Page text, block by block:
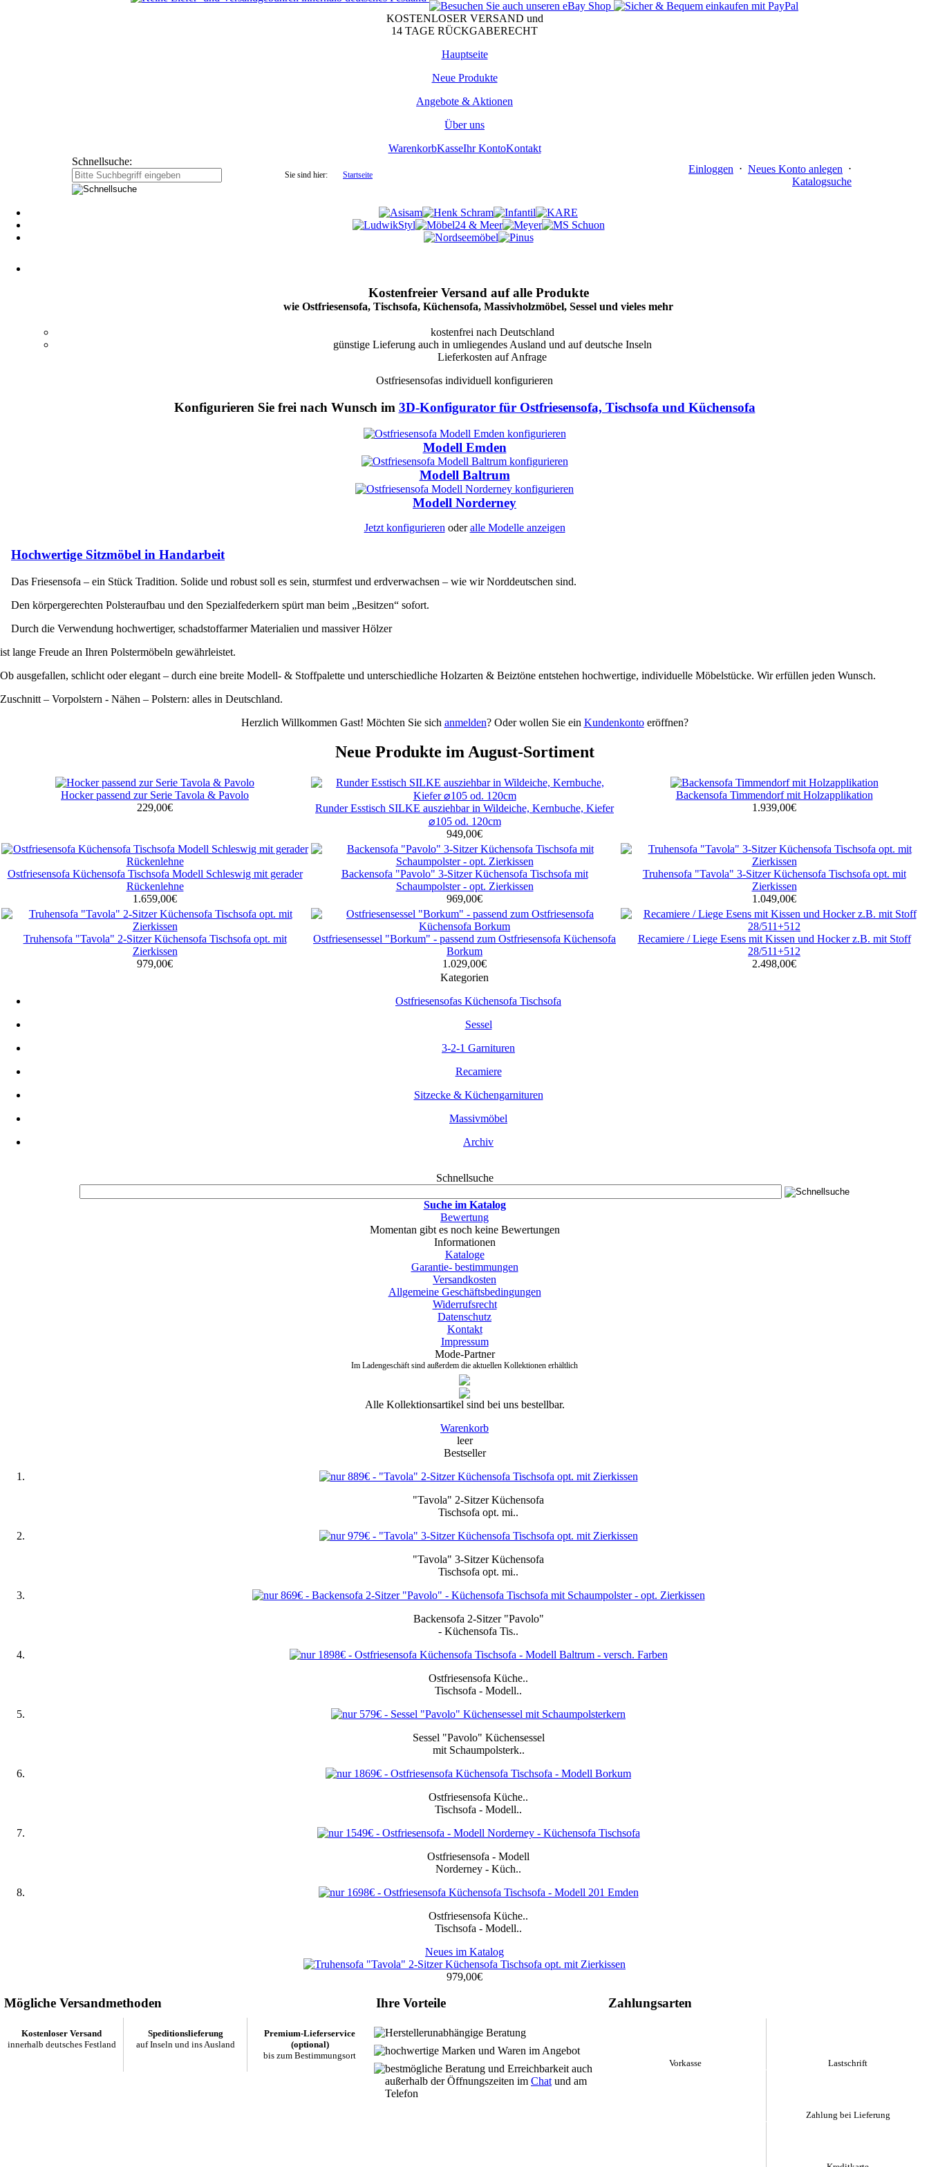
KOSTENLOSER VERSAND und
14 TAGE RÜCKGABERECHT
Hauptseite
Neue Produkte
Angebote & Aktionen
Über uns
WarenkorbKasseIhr KontoKontakt
Schnellsuche:
Sie sind hier: Startseite Einloggen ⋅ Neues Konto anlegen ⋅
Katalogsuche
Kostenfreier Versand auf alle Produkte
wie Ostfriesensofa, Tischsofa, Küchensofa, Massivholzmöbel, Sessel und vieles mehr
kostenfrei nach Deutschland
günstige Lieferung auch in umliegendes Ausland und auf deutsche Inseln
Lieferkosten auf Anfrage
Ostfriesensofas individuell konfigurieren
Konfigurieren Sie frei nach Wunsch im 3D-Konfigurator für Ostfriesensofa, Tischsofa und Küchensofa
Modell Emden
Modell Baltrum
Modell Norderney
Jetzt konfigurieren oderalle Modelle anzeigen
Hochwertige Sitzmöbel in Handarbeit
Das Friesensofa – ein Stück Tradition. Solide und robust soll es sein, sturmfest und erdverwachsen – wie wir Norddeutschen sind.
Den körpergerechten Polsteraufbau und den Spezialfederkern spürt man beim „Besitzen“ sofort.
Durch die Verwendung hochwertiger, schadstoffarmer Materialien und massiver Hölzer
ist lange Freude an Ihren Polstermöbeln gewährleistet.
Ob ausgefallen, schlicht oder elegant – durch eine breite Modell- & Stoffpalette und unterschiedliche Holzarten & Beiztöne entstehen hochwertige, individuelle Möbelstücke. Wir erfüllen jeden Wunsch.
Zuschnitt – Vorpolstern - Nähen – Polstern: alles in Deutschland.
Herzlich Willkommen Gast! Möchten Sie sich anmelden? Oder wollen Sie ein Kundenkontoeröffnen?
Neue Produkte im August-Sortiment
Hocker passend zur Serie Tavola & Pavolo
229,00€
Runder Esstisch SILKE ausziehbar in Wildeiche, Kernbuche, Kiefer
⌀105 od. 120cm
949,00€
Backensofa Timmendorf mit Holzapplikation
1.939,00€
Ostfriesensofa Küchensofa Tischsofa Modell Schleswig mit gerader
Rückenlehne
1.659,00€
Backensofa "Pavolo" 3-Sitzer Küchensofa Tischsofa mit
Schaumpolster - opt. Zierkissen
969,00€
Truhensofa "Tavola" 3-Sitzer Küchensofa Tischsofa opt. mit
Zierkissen
1.049,00€
Truhensofa "Tavola" 2-Sitzer Küchensofa Tischsofa opt. mit
Zierkissen
979,00€
Ostfriesensessel "Borkum" - passend zum Ostfriesensofa Küchensofa
Borkum
1.029,00€
Recamiere / Liege Esens mit Kissen und Hocker z.B. mit Stoff
28/511+512
2.498,00€
Kategorien
Ostfriesensofas Küchensofa Tischsofa
Sessel
3-2-1 Garnituren
Recamiere
Sitzecke & Küchengarnituren
Massivmöbel
Archiv
Schnellsuche
Suche im Katalog
Bewertung
Momentan gibt es noch keine Bewertungen
Informationen
Kataloge
Garantie- bestimmungen
Versandkosten
Allgemeine Geschäftsbedingungen
Widerrufsrecht
Datenschutz
Kontakt
Impressum
Mode-Partner
Im Ladengeschäft sind außerdem die aktuellen Kollektionen erhältlich
Alle Kollektionsartikel sind bei uns bestellbar.
Warenkorb
leer
Bestseller
"Tavola" 2-Sitzer Küchensofa
Tischsofa opt. mi..
"Tavola" 3-Sitzer Küchensofa
Tischsofa opt. mi..
Backensofa 2-Sitzer "Pavolo"
- Küchensofa Tis..
Ostfriesensofa Küche..
Tischsofa - Modell..
Sessel "Pavolo" Küchensessel
mit Schaumpolsterk..
Ostfriesensofa Küche..
Tischsofa - Modell..
Ostfriesensofa - Modell
Norderney - Küch..
Ostfriesensofa Küche..
Tischsofa - Modell..
Neues im Katalog
979,00€
Mögliche Versandmethoden
Kostenloser Versand
innerhalb deutsches Festland
Speditionslieferung
auf Inseln und ins Ausland
Premium-Lieferservice
(optional)
bis zum Bestimmungsort
Ihre Vorteile
Herstellerunabhängige Beratung
hochwertige Marken und Waren im Angebot
bestmögliche Beratung und Erreichbarkeit auch
außerhalb der Öffnungszeiten im Chat und am
Telefon
Zahlungsarten
Vorkasse Lastschrift
Zahlung bei Lieferung